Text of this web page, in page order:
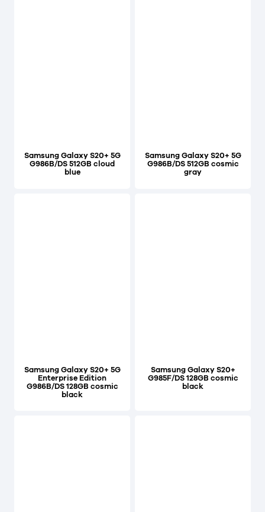
Samsung Galaxy S20+ 5G
G986B/DS 512GB cloud
blue
Samsung Galaxy S20+ 5G
G986B/DS 512GB cosmic
gray
Samsung Galaxy S20+ 5G
Enterprise Edition
G986B/DS 128GB cosmic
black
Samsung Galaxy S20+
G985F/DS 128GB cosmic
black